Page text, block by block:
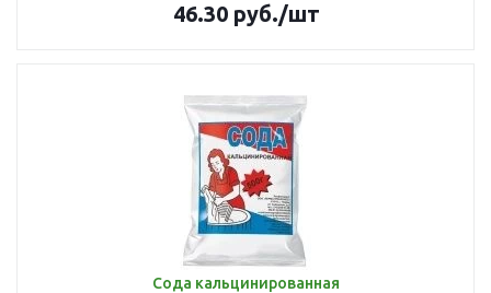
46.30руб./шт
Сода кальцинированная